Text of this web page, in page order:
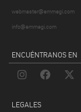
webmaster@emmegi.com
info@emmegi.com
ENCUÉNTRANOS EN
LEGALES